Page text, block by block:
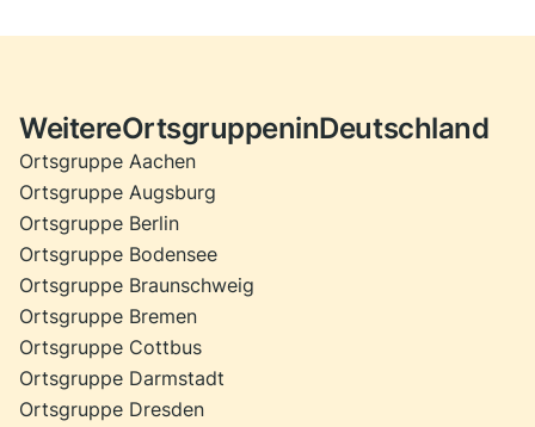
WeitereOrtsgruppeninDeutschland
Ortsgruppe Aachen
Ortsgruppe Augsburg
Ortsgruppe Berlin
Ortsgruppe Bodensee
Ortsgruppe Braunschweig
Ortsgruppe Bremen
Ortsgruppe Cottbus
Ortsgruppe Darmstadt
Ortsgruppe Dresden